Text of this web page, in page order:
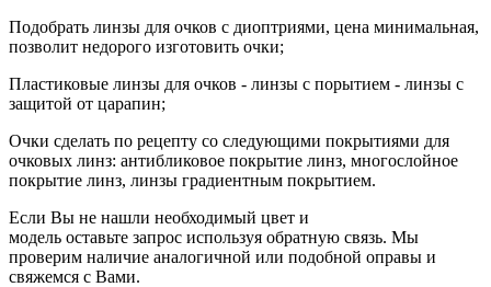
Подобрать линзы для очков с диоптриями, цена минимальная,
позволит недорого изготовить очки;
Пластиковые линзы для очков - линзы с порытием - линзы с
защитой от царапин;
Очки сделать по рецепту со следующими покрытиями для
очковых линз: антибликовое покрытие линз, многослойное
покрытие линз, линзы градиентным покрытием.
Если Вы не нашли необходимый цвет и
модель оставьте запрос используя обратную связь. Мы
проверим наличие аналогичной или подобной оправы и
свяжемся с Вами.